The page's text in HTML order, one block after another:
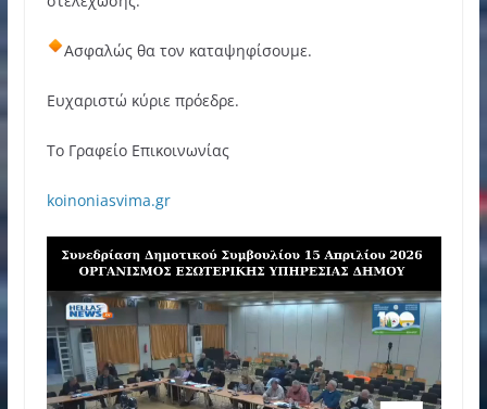
Ασφαλώς θα τον καταψηφίσουμε.
Ευχαριστώ κύριε πρόεδρε.
Το Γραφείο Επικοινωνίας
koinoniasvima.gr